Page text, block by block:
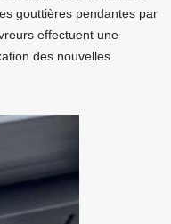
gouttières pendantes par
effectuent une
des nouvelles